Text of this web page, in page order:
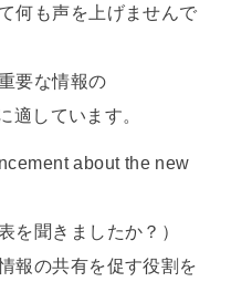
何も声を上げませんで
要な情報の
適しています。
about the new
を聞きましたか？）
報の共有を促す役割を